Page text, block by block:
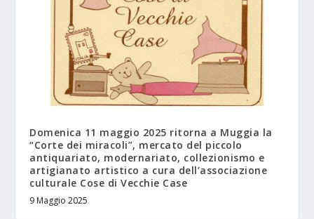
Domenica 11 maggio 2025 ritorna a Muggia la
“Corte dei miracoli”, mercato del piccolo
antiquariato, modernariato, collezionismo e
artigianato artistico a cura dell’associazione
culturale Cose di Vecchie Case
9 Maggio 2025